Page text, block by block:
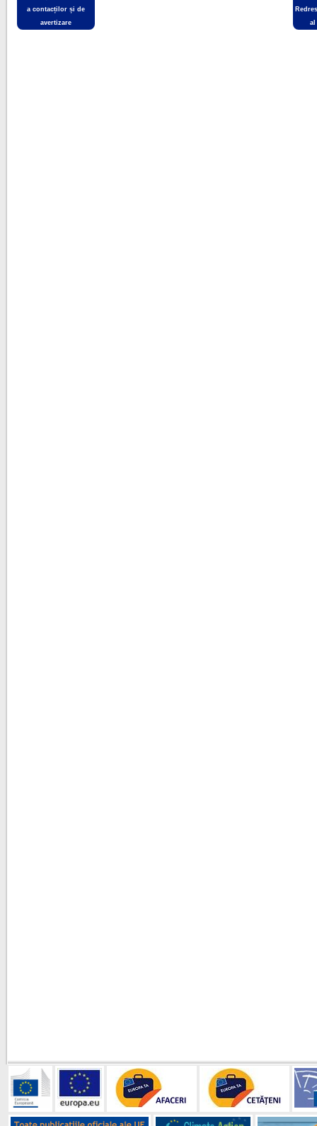
a contacților și de
avertizare
al